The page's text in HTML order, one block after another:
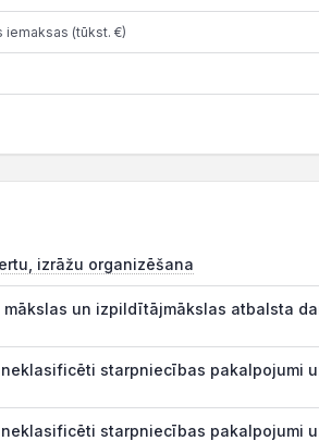
iemaksas (tūkst. €)
izrāžu organizēšana
mākslas un izpildītājmākslas atbalsta
neklasificēti starpniecības pakalpojumi
neklasificēti starpniecības pakalpojumi